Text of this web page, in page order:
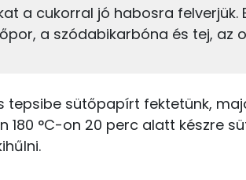
Szénhidrát
Zsír
anyagok
Kolin:
E vitamin:
a cukorral jó habosra felverjük.
a szódabikarbóna és tej, az
tepsibe sütőpapírt fektetünk,
180 °C-on 20 perc alatt készre